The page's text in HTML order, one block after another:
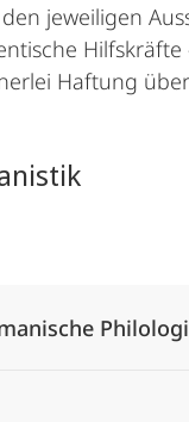
jeweiligen
Haftung